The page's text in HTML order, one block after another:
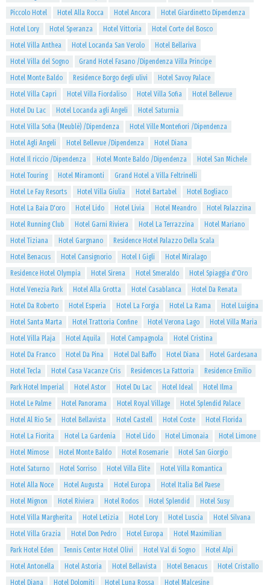
Piccolo Hotel
Hotel Alla Rocca Hotel Ancora
Hotel Giardinetto Dipendenza
Hotel Lory
Hotel Speranza Hotel Vittoria
Hotel Corte del Bosco
Hotel Villa Anthea
Hotel Locanda San Verolo
Hotel Bellariva
Hotel Villa del Sogno
Grand Hotel Fasano /Dipendenza Villa Principe
Hotel Monte Baldo
Residence Borgo degli ulivi
Hotel Savoy Palace
Hotel Villa Capri
Hotel Villa Fiordaliso Hotel Villa Sofia
Hotel Bellevue
Hotel Du Lac
Hotel Locanda agli Angeli
Hotel Saturnia
Hotel Villa Sofia (Meublè) /Dipendenza
Hotel Ville Montefiori /Dipendenza
Hotel Agli Angeli
Hotel Bellevue /Dipendenza
Hotel Diana
Hotel Il riccio /Dipendenza
Hotel Monte Baldo /Dipendenza
Hotel San Michele
Hotel Touring
Hotel Miramonti
Grand Hotel a Villa Feltrinelli
Hotel Le Fay Resorts
Hotel Villa Giulia Hotel Bartabel
Hotel Bogliaco
Hotel La Baia D'oro
Hotel Lido Hotel Livia Hotel Meandro
Hotel Palazzina
Hotel Running Club
Hotel Garni Riviera Hotel La Terrazzina
Hotel Mariano
Hotel Tiziana
Hotel Gargnano
Residence Hotel Palazzo Della Scala
Hotel Benacus
Hotel Cansignorio Hotel I Gigli
Hotel Miralago
Residence Hotel Olympia
Hotel Sirena Hotel Smeraldo
Hotel Spiaggia d'Oro
Hotel Venezia Park
Hotel Alla Grotta Hotel Casablanca
Hotel Da Renata
Hotel Da Roberto
Hotel Esperia Hotel La Forgia Hotel La Rama
Hotel Luigina
Hotel Santa Marta
Hotel Trattoria Confine Hotel Verona Lago
Hotel Villa Maria
Hotel Villa Plaja
Hotel Aquila Hotel Campagnola
Hotel Cristina
Hotel Da Franco
Hotel Da Pina Hotel Dal Baffo Hotel Diana
Hotel Gardesana
Hotel Tecla
Hotel Casa Vacanze Cris Residences La Fattoria
Residence Emilio
Park Hotel Imperial
Hotel Astor Hotel Du Lac Hotel Ideal
Hotel Ilma
Hotel Le Palme
Hotel Panorama Hotel Royal Village
Hotel Splendid Palace
Hotel Al Rio Se
Hotel Bellavista Hotel Castell Hotel Coste
Hotel Florida
Hotel La Fiorita
Hotel La Gardenia Hotel Lido Hotel Limonaia
Hotel Limone
Hotel Mimose
Hotel Monte Baldo Hotel Rosemarie
Hotel San Giorgio
Hotel Saturno
Hotel Sorriso Hotel Villa Elite
Hotel Villa Romantica
Hotel Alla Noce
Hotel Augusta Hotel Europa
Hotel Italia Bel Paese
Hotel Mignon
Hotel Riviera Hotel Rodos Hotel Splendid
Hotel Susy
Hotel Villa Margherita
Hotel Letizia Hotel Lory Hotel Luscia
Hotel Silvana
Hotel Villa Grazia
Hotel Don Pedro Hotel Europa
Hotel Maximilian
Park Hotel Eden
Tennis Center Hotel Olivi Hotel Val di Sogno
Hotel Alpi
Hotel Antonella
Hotel Astoria Hotel Bellavista Hotel Benacus
Hotel Cristallo
Hotel Diana
Hotel Dolomiti Hotel Luna Rossa
Hotel Malcesine